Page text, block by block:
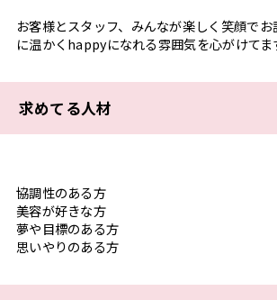
お客様とスタッフ、みんなが楽しく笑顔で
に温かくhappyになれる雰囲気を心がけてま
求めてる人材
協調性のある方
美容が好きな方
夢や目標のある方
思いやりのある方